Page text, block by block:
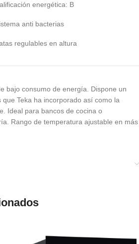
energética: B
anti bacterias
regulables en altura
bajo consumo de energía. Dispone un
Teka ha incorporado así como la
Ideal para bancos de cocina o
Rango de temperatura ajustable en más